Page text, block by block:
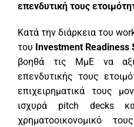
επενδυτική τους
Κατά την διάρκεια του
του Investment
βοηθά τις ΜμΕ να
επενδυτικής τους
επιχειρηματικά τους
ισχυρά pitch decks
χρηματοοικονομικό